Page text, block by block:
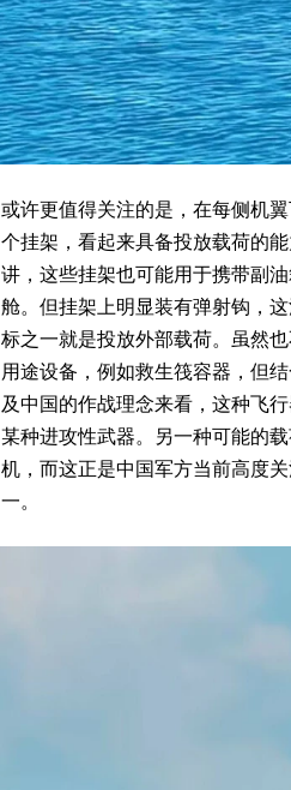
或许更值得关注的是，在每侧机
个挂架，看起来具备投放载荷的
讲，这些挂架也可能用于携带副
舱。但挂架上明显装有弹射钩，
标之一就是投放外部载荷。虽然
用途设备，例如救生筏容器，但
及中国的作战理念来看，这种飞
某种进攻性武器。另一种可能的
机，而这正是中国军方当前高度
一。